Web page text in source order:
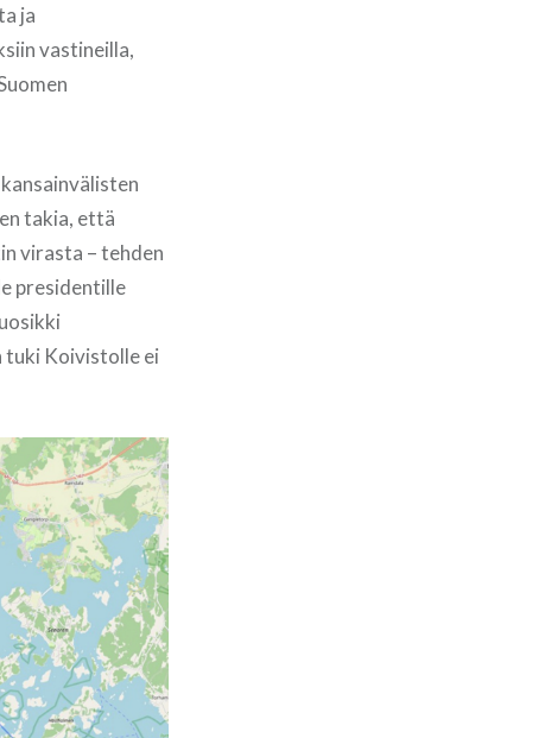
ja
vastineilla,
takia, että
virasta – tehden
presidentille
tuki Koivistolle ei